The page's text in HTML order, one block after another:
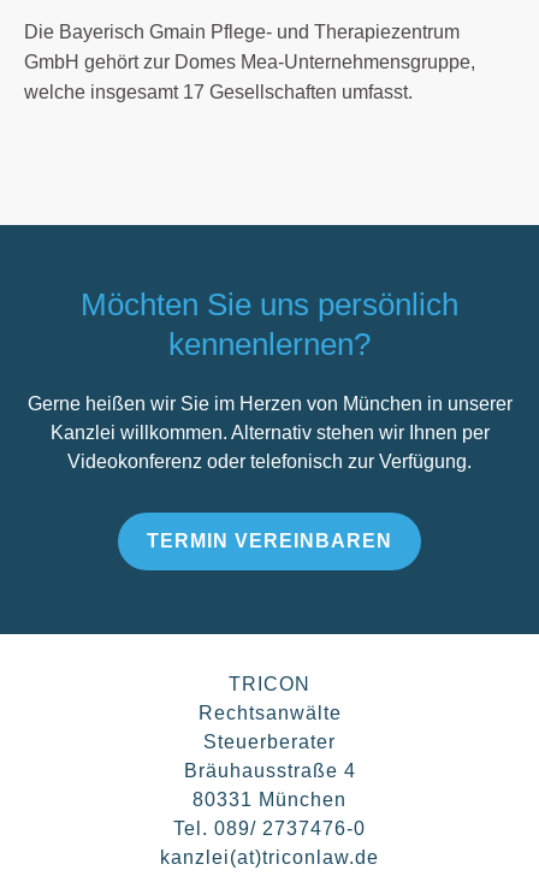
Die Bayerisch Gmain Pflege- und Therapiezentrum
GmbH gehört zur Domes Mea-Unternehmensgruppe,
welche insgesamt 17 Gesellschaften umfasst.
Möchten Sie uns persönlich
kennenlernen?
Gerne heißen wir Sie im Herzen von München in unserer
Kanzlei willkommen. Alternativ stehen wir Ihnen per
Videokonferenz oder telefonisch zur Verfügung.
TERMIN VEREINBAREN
TRICON
Rechtsanwälte
Steuerberater
Bräuhausstraße 4
80331 München
Tel. 089/ 2737476-0
kanzlei(at)triconlaw.de